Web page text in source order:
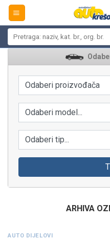
Skip
content
Odaberi proizvođača
Odaberi model...
Odaberi tip...
ARHIVA
AUTO DIJELOVI